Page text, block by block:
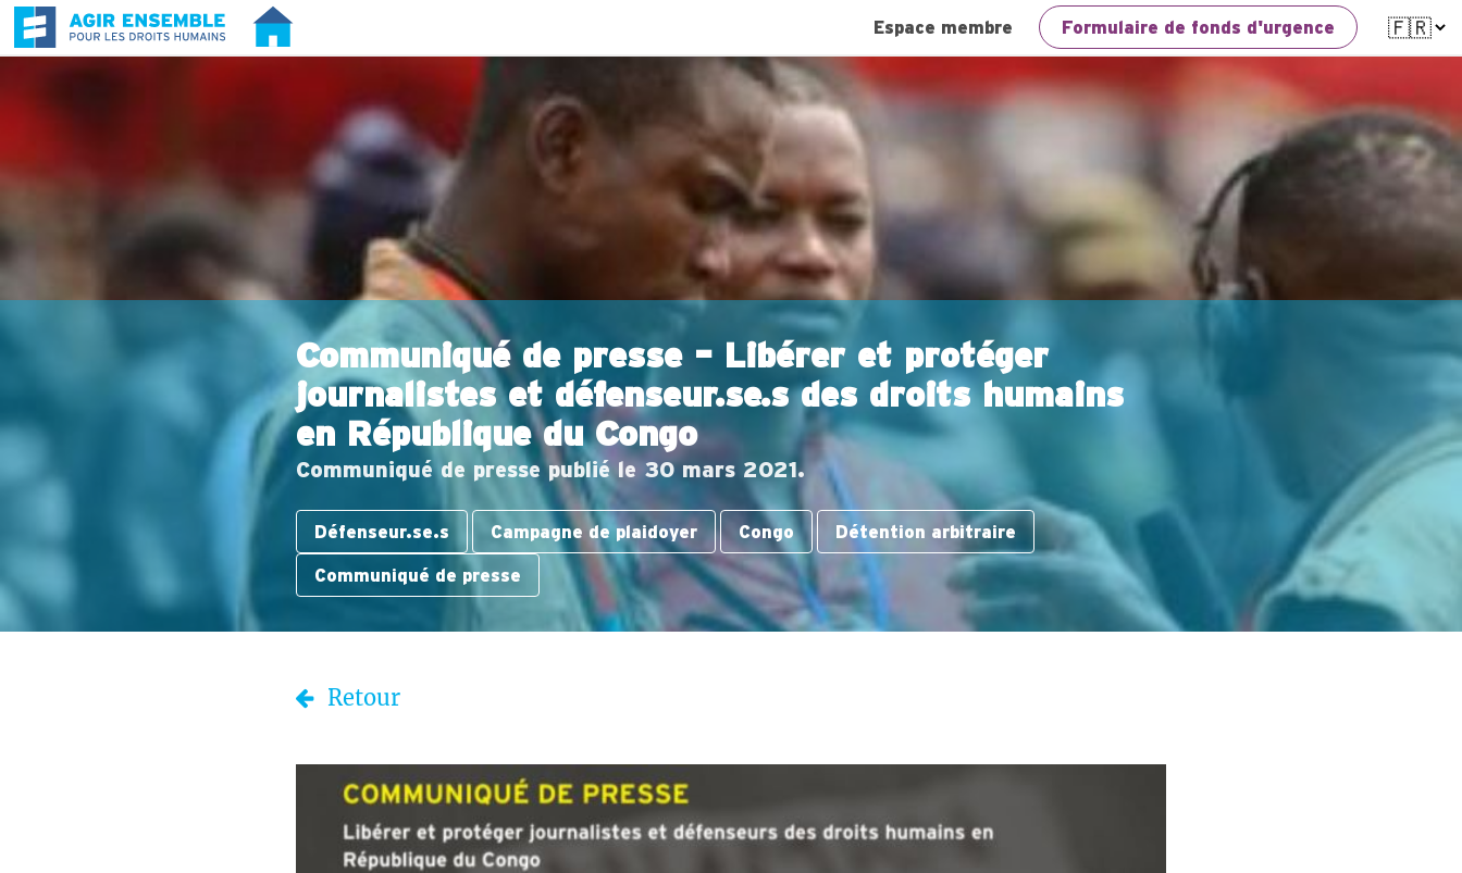
Espace membre Formulaire de fonds d'urgence
Communiqué de presse – Libérer et protéger
journalistes et défenseur.se.s des droits humains
en République du Congo
Communiqué de presse publié le 30 mars 2021.
Défenseur.se.s Campagne de plaidoyer Congo Détention arbitraire
Communiqué de presse
Retour